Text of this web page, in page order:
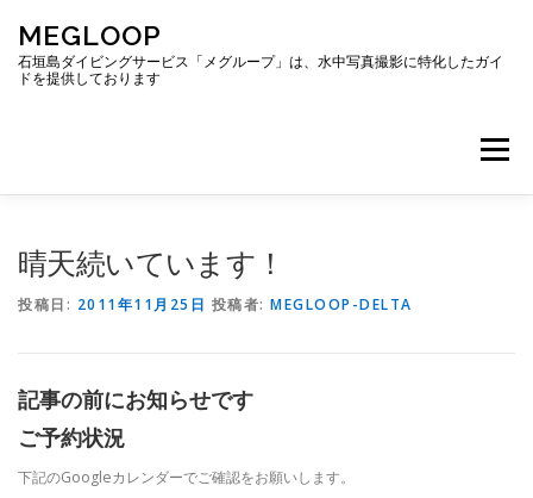
ッ
MEGLOOP
石垣島ダイビングサービス「メグループ」は、水中写真撮影に特化したガイ
ドを提供しております
メニュー
晴天続いています！
投稿日: 2011年11月25日 投稿者: MEGLOOP-DELTA
記事の前にお知らせです
ご予約状況
下記のGoogleカレンダーでご確認をお願いします。